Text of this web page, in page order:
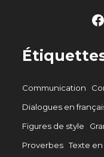
Communication
Dialogues en
Figures de style
Proverbes Texte